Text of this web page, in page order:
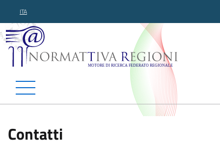
ITA
Normattiva Regioni -
Contatti